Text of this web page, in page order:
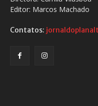
Editor: Marcos Machado
Contatos: